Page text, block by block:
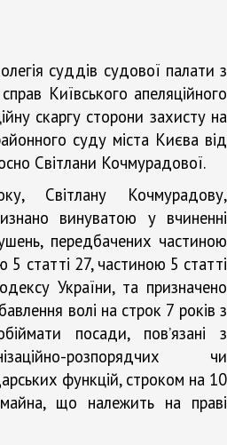
суддів судової палати з
Київського апеляційного
скаргу сторони захисту на
суду міста Києва від
Світлани Кочмурадової.
Світлану Кочмурадову,
винуватою у вчиненні
передбачених частиною
5 статті 27, частиною 5 статті
України, та призначено
волі на строк 7 років з
посади, повʼязані з
розпорядчих чи
функцій, строком на 10
що належить на праві